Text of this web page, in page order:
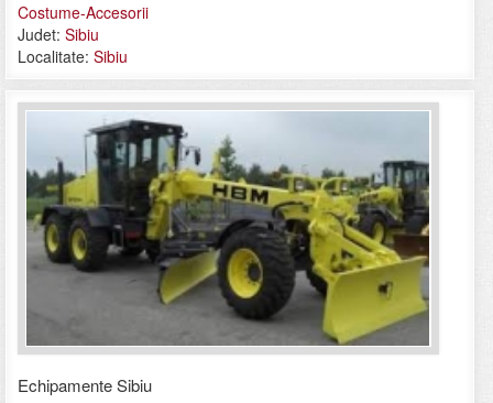
Costume-Accesorii
Judet: Sibiu
Localitate: Sibiu
Echipamente Sibiu